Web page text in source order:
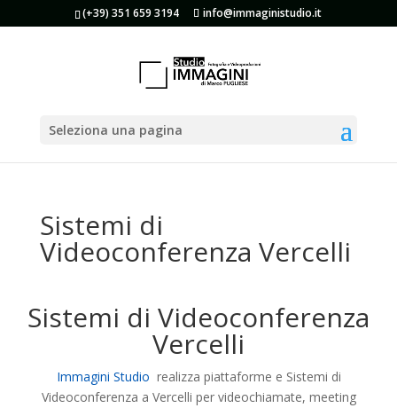
(+39) 351 659 3194 info@immaginistudio.it
Seleziona una pagina
Sistemi di
Videoconferenza Vercelli
Sistemi di Videoconferenza
Vercelli
Immagini Studio realizza piattaforme e Sistemi di
Videoconferenza a Vercelli per videochiamate, meeting